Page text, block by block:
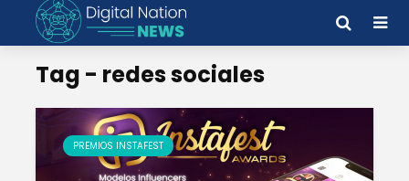
Tag - redes sociales
PREMIOS INSTAFEST